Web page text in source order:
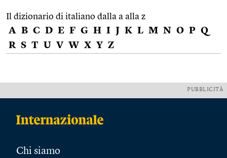
Il dizionario di italiano dalla a alla z
A B C D E F G H I J K L M N O P Q
R S T U V W X Y Z
PUBBLICITÀ
Chi siamo